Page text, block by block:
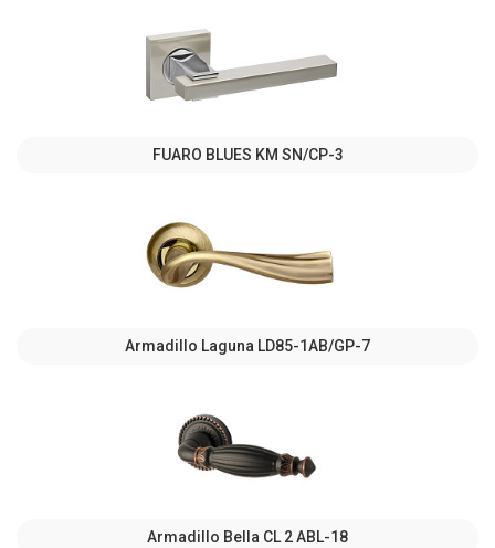
FUARO BLUES KM SN/CP-3
Armadillo Laguna LD85-1AB/GP-7
Armadillo Bella CL 2 ABL-18